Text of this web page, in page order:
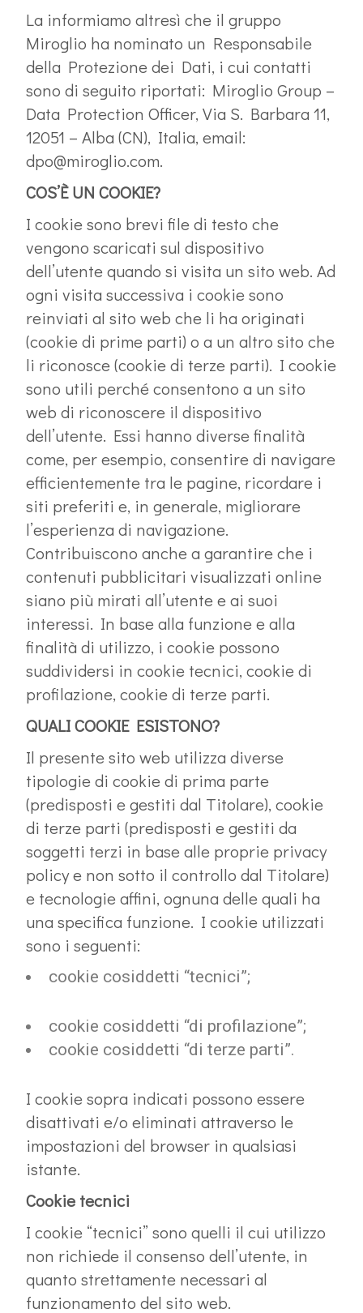
La informiamo altresì che il gruppo
Miroglio ha nominato un Responsabile
della Protezione dei Dati, i cui contatti
sono di seguito riportati: Miroglio Group –
Data Protection Officer, Via S. Barbara 11,
12051 – Alba (CN), Italia, email:
dpo@miroglio.com.
COS’È UN COOKIE?
I cookie sono brevi file di testo che
vengono scaricati sul dispositivo
dell’utente quando si visita un sito web. Ad
ogni visita successiva i cookie sono
reinviati al sito web che li ha originati
(cookie di prime parti) o a un altro sito che
li riconosce (cookie di terze parti). I cookie
sono utili perché consentono a un sito
web di riconoscere il dispositivo
dell’utente. Essi hanno diverse finalità
come, per esempio, consentire di navigare
efficientemente tra le pagine, ricordare i
siti preferiti e, in generale, migliorare
l’esperienza di navigazione.
Contribuiscono anche a garantire che i
contenuti pubblicitari visualizzati online
siano più mirati all’utente e ai suoi
interessi. In base alla funzione e alla
finalità di utilizzo, i cookie possono
suddividersi in cookie tecnici, cookie di
profilazione, cookie di terze parti.
QUALI COOKIE ESISTONO?
Il presente sito web utilizza diverse
tipologie di cookie di prima parte
(predisposti e gestiti dal Titolare), cookie
di terze parti (predisposti e gestiti da
soggetti terzi in base alle proprie privacy
policy e non sotto il controllo dal Titolare)
e tecnologie affini, ognuna delle quali ha
una specifica funzione. I cookie utilizzati
sono i seguenti:
cookie cosiddetti “tecnici”;
cookie cosiddetti “di profilazione”;
cookie cosiddetti “di terze parti”.
I cookie sopra indicati possono essere
disattivati e/o eliminati attraverso le
impostazioni del browser in qualsiasi
istante.
Cookie tecnici
I cookie “tecnici” sono quelli il cui utilizzo
non richiede il consenso dell’utente, in
quanto strettamente necessari al
funzionamento del sito web.